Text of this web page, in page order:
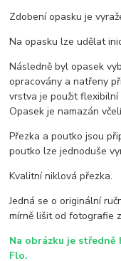
Zdobení opasku je
Na opasku lze udělat
Následně byl opasek
opracovány a natřeny
vrstva je použit
Opasek je namazán
Přezka a poutko jsou
poutko lze jednoduše
Kvalitní niklová přezka.
Jedná se o originální
mírně lišit od fotografie
Na obrázku je
Flo.